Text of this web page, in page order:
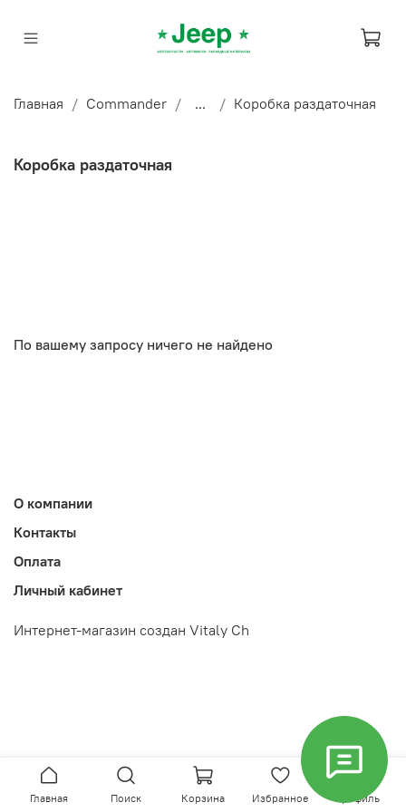
Главная Commander ... Коробка раздаточная
Коробка раздаточная
По вашему запросу ничего не найдено
О компании
Контакты
Оплата
Личный кабинет
Интернет-магазин создан Vitaly Ch
Главная Поиск Корзина Избранное Профиль